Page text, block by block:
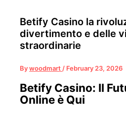
Betify Casino la
divertimento e delle
straordinarie
Bywoodmart / February 23, 2026
Betify Casino: Il
Online è Qui